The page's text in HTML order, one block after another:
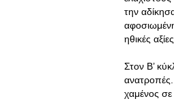
την
ηθικές
Στον Β’
ανατροπές.
χαμένος σε